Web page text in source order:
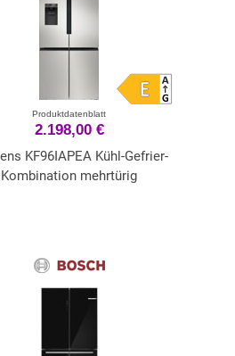
Produktdatenblatt
2.198,00 €
KF96IAPEA Kühl-Gefrier-
Kombination mehrtürig